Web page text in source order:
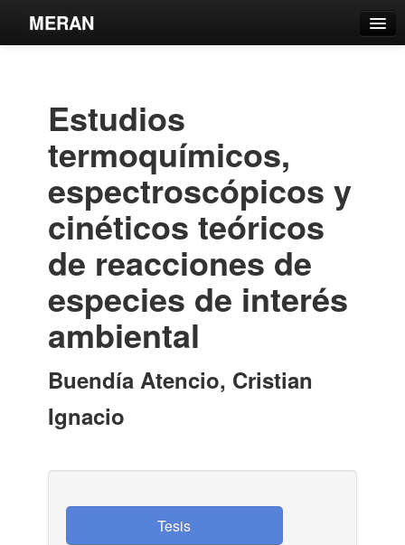
MERAN
Estantes Virtuales
Contacto
Iniciar sesión
Estudios
termoquímicos,
espectroscópicos y
cinéticos teóricos
de reacciones de
especies de interés
ambiental
Buendía Atencio, Cristian
Ignacio